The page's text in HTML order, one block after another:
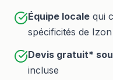
Équipe locale qui
spécificités de Izon
Devis gratuit*
incluse